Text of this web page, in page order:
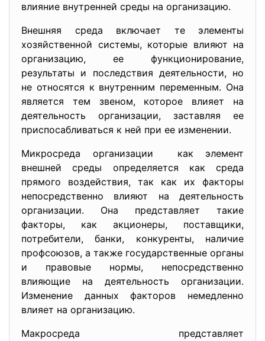
влияние внутренней среды на организацию.
Внешняя среда включает те элементы
хозяйственной системы, которые влияют на
организацию, ее функционирование,
результаты и последствия деятельности, но
не относятся к внутренним переменным. Она
является тем звеном, которое влияет на
деятельность организации, заставляя ее
приспосабливаться к ней при ее изменении.
Микросреда организации как элемент
внешней среды определяется как среда
прямого воздействия, так как их факторы
непосредственно влияют на деятельность
организации. Она представляет такие
факторы, как акционеры, поставщики,
потребители, банки, конкуренты, наличие
профсоюзов, а также государственные органы
и правовые нормы, непосредственно
влияющие на деятельность организации.
Изменение данных факторов немедленно
влияет на организацию.
Макросреда представляет